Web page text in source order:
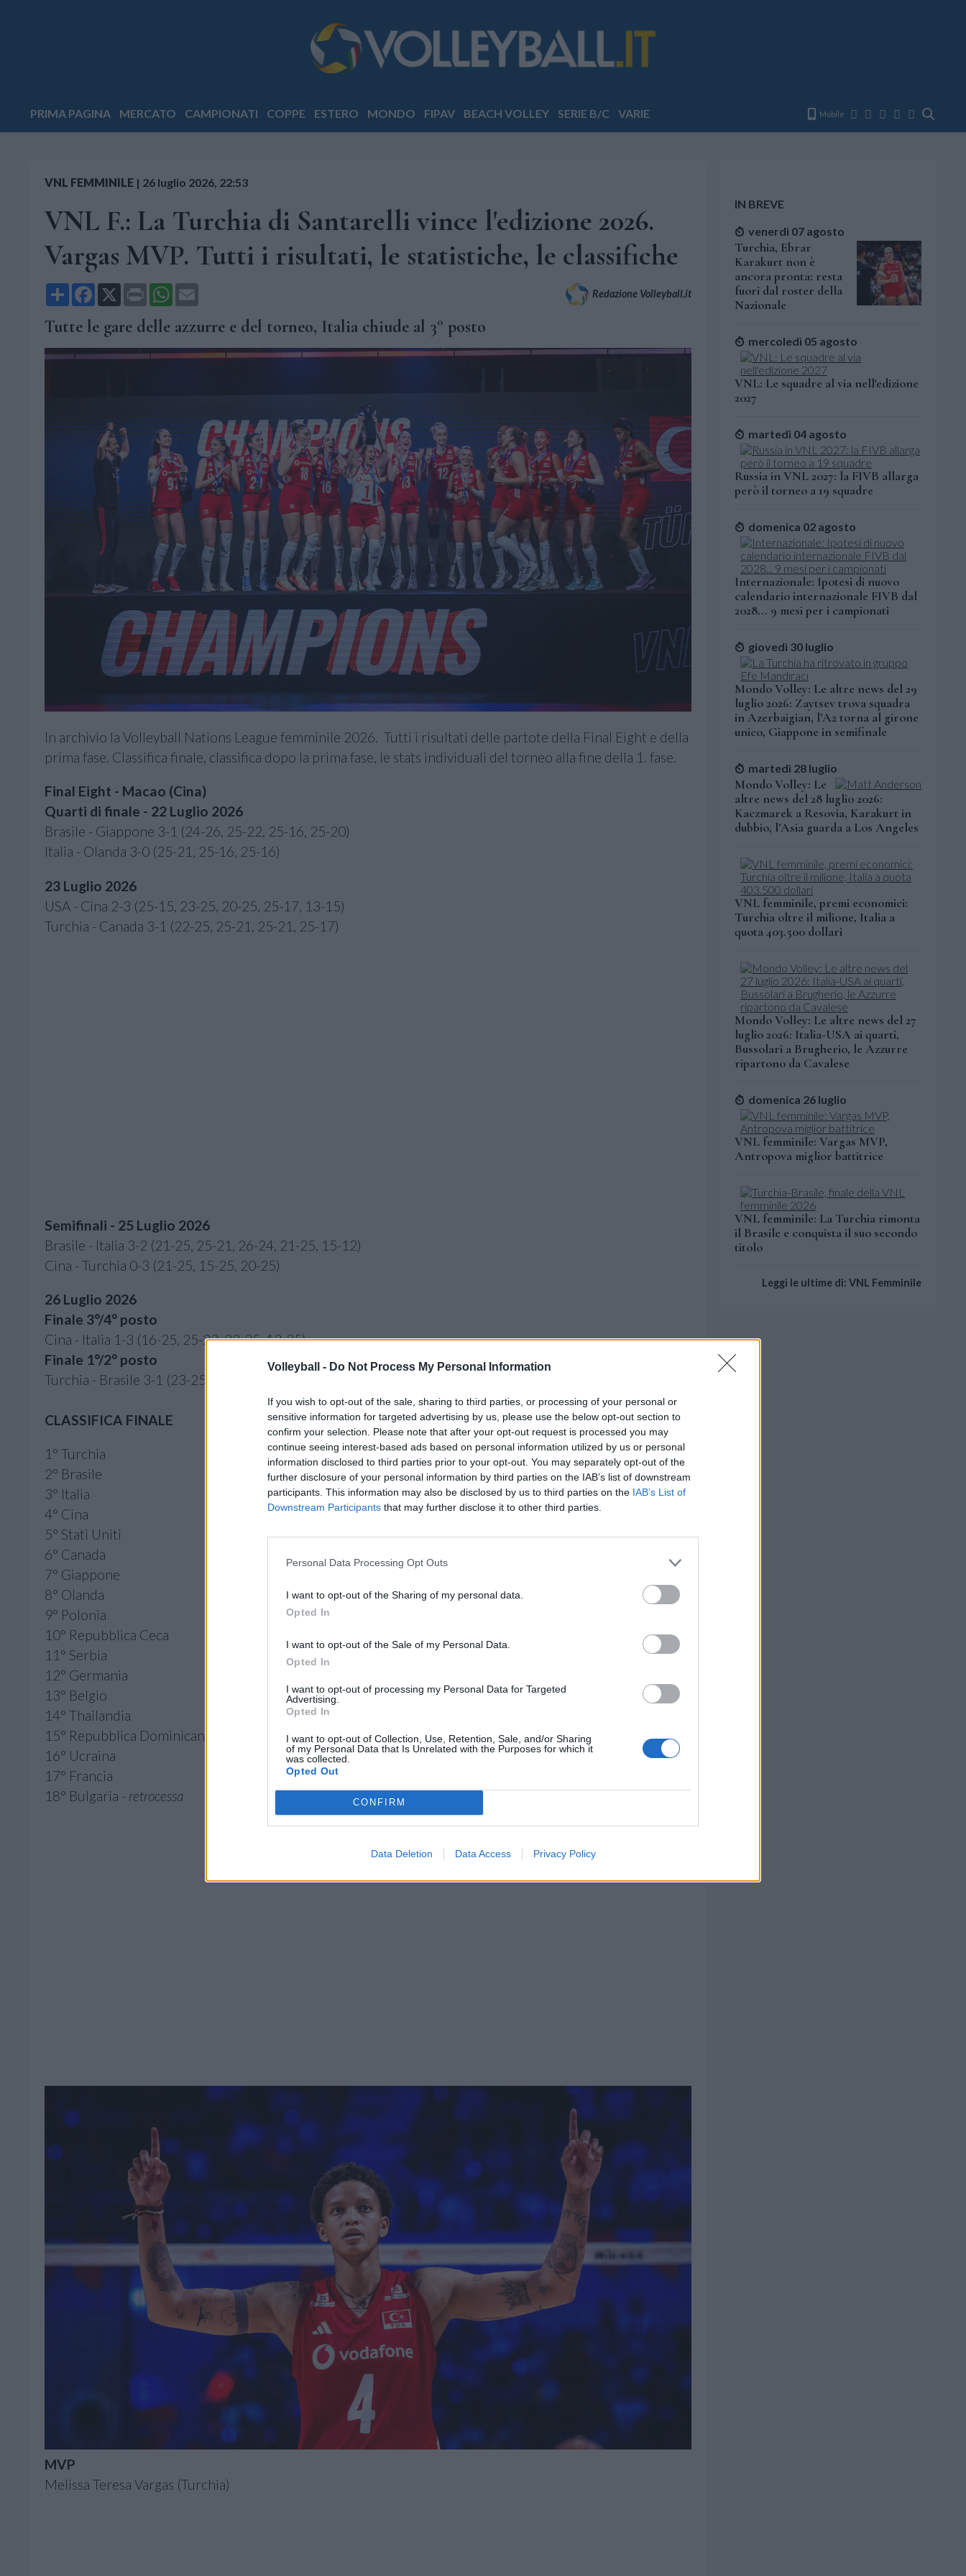
Volleyball - Do Not Process My Personal Information
If you wish to opt-out of the sale, sharing to third parties, or processing of your personal or
sensitive information for targeted advertising by us, please use the below opt-out section to
confirm your selection. Please note that after your opt-out request is processed you may
continue seeing interest-based ads based on personal information utilized by us or personal
information disclosed to third parties prior to your opt-out. You may separately opt-out of the
further disclosure of your personal information by third parties on the IAB’s list of downstream
participants. This information may also be disclosed by us to third parties on the IAB’s List of
Downstream Participants that may further disclose it to other third parties.
Personal Data Processing Opt Outs
I want to opt-out of the Sharing of my personal data.
Opted In
I want to opt-out of the Sale of my Personal Data.
Opted In
I want to opt-out of processing my Personal Data for Targeted
Advertising.
Opted In
I want to opt-out of Collection, Use, Retention, Sale, and/or Sharing
of my Personal Data that Is Unrelated with the Purposes for which it
was collected.
Opted Out
CONFIRM
Data Deletion Data Access Privacy Policy
PRIMA PAGINA MERCATO CAMPIONATI COPPE ESTERO MONDO FIPAV BEACH VOLLEY SERIE B/C VARIE Mobile
VNL FEMMINILE | 26 luglio 2026, 22:53
VNL F.: La Turchia di Santarelli vince l'edizione 2026.
Vargas MVP. Tutti i risultati, le statistiche, le classifiche
Share Facebook
X Print WhatsApp Redazione Volleyball.it
Tutte le gare delle azzurre e del torneo, Italia chiude al 3° posto
In archivio la Volleyball Nations League femminile 2026. Tutti i risultati delle partote della Final Eight e della
prima fase. Classifica finale, classifica dopo la prima fase, le stats individuali del torneo alla fine della 1. fase.
Final Eight - Macao (Cina)
Quarti di finale - 22 Luglio 2026
Brasile - Giappone 3-1 (24-26, 25-22, 25-16, 25-20)
Italia - Olanda 3-0 (25-21, 25-16, 25-16)
23 Luglio 2026
USA - Cina 2-3 (25-15, 23-25, 20-25, 25-17, 13-15)
Turchia - Canada 3-1 (22-25, 25-21, 25-21, 25-17)
Semifinali - 25 Luglio 2026
Brasile - Italia 3-2 (21-25, 25-21, 26-24, 21-25, 15-12)
Cina - Turchia 0-3 (21-25, 15-25, 20-25)
26 Luglio 2026
Finale 3°/4° posto
Cina - Italia 1-3 (16-25, 25-23, 22-25, 13-25)
Finale 1°/2° posto
Turchia - Brasile 3-1 (23-25, 25-23, 26-24, 25-21)
CLASSIFICA FINALE
1° Turchia
2° Brasile
3° Italia
4° Cina
5° Stati Uniti
6° Canada
7° Giappone
8° Olanda
9° Polonia
10° Repubblica Ceca
11° Serbia
12° Germania
13° Belgio
14° Thailandia
15° Repubblica Dominicana
16° Ucraina
17° Francia
18° Bulgaria - retrocessa
MVP
Melissa Teresa Vargas (Turchia)
IN BREVE
venerdì 07 agosto
Turchia, Ebrar
Karakurt non è
ancora pronta: resta
fuori dal roster della
Nazionale
mercoledì 05 agosto
VNL: Le squadre al via nell'edizione
2027
martedì 04 agosto
Russia in VNL 2027: la FIVB allarga
però il torneo a 19 squadre
domenica 02 agosto
Internazionale: Ipotesi di nuovo
calendario internazionale FIVB dal
2028... 9 mesi per i campionati
giovedì 30 luglio
Mondo Volley: Le altre news del 29
luglio 2026: Zaytsev trova squadra
in Azerbaigian, l’A2 torna al girone
unico, Giappone in semifinale
martedì 28 luglio
Mondo Volley: Le
altre news del 28 luglio 2026:
Kaczmarek a Resovia, Karakurt in
dubbio, l’Asia guarda a Los Angeles
VNL femminile, premi economici:
Turchia oltre il milione, Italia a
quota 403.500 dollari
Mondo Volley: Le altre news del 27
luglio 2026: Italia-USA ai quarti,
Bussolari a Brugherio, le Azzurre
ripartono da Cavalese
domenica 26 luglio
VNL femminile: Vargas MVP,
Antropova miglior battitrice
VNL femminile: La Turchia rimonta
il Brasile e conquista il suo secondo
titolo
Leggi le ultime di: VNL Femminile